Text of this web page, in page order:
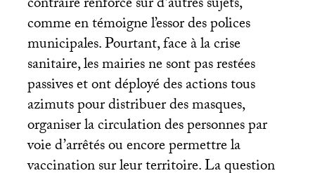
contraire renforcé sur d’autres sujets,
comme en témoigne l’essor des polices
municipales. Pourtant, face à la crise
sanitaire, les mairies ne sont pas restées
passives et ont déployé des actions tous
azimuts pour distribuer des masques,
organiser la circulation des personnes par
voie d’arrêtés ou encore permettre la
vaccination sur leur territoire. La question